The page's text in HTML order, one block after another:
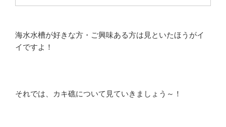
海水水槽が好きな方・ご興味ある方は見といたほうがイ
イですよ！
それでは、カキ礁について見ていきましょう～！